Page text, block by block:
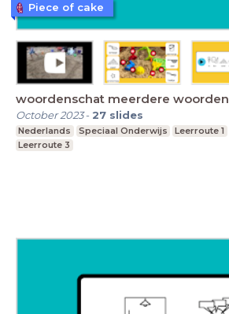
woordenschat meerdere woorden
October 2023- 27 slides
Nederlands Speciaal Onderwijs Leerroute 1
Leerroute 3
Piece of cake